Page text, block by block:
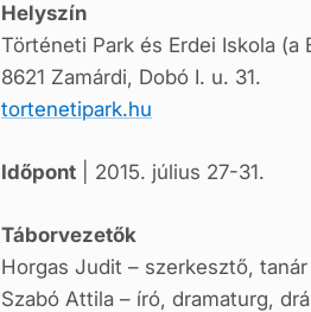
Helyszín
Történeti Park és Erdei Iskola (a
8621 Zamárdi, Dobó I. u. 31.
tortenetipark.hu
Időpont | 2015. július 27-31.
Táborvezetők
Horgas Judit – szerkesztő,
Szabó Attila – író, dramaturg,